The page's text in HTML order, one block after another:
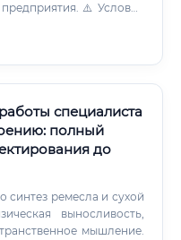
⚠️ Условия
специалиста
полный
до
ремесла и сухой
выносливость,
мышление.